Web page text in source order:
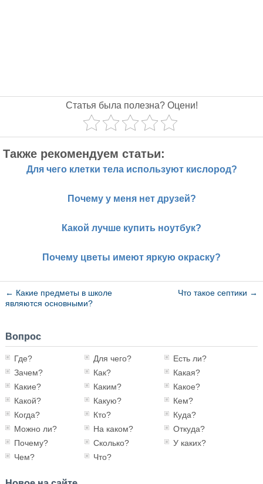
Статья была полезна? Оцени!
Также рекомендуем статьи:
Для чего клетки тела используют кислород?
Почему у меня нет друзей?
Какой лучше купить ноутбук?
Почему цветы имеют яркую окраску?
← Какие предметы в школе
являются основными?
Что такое септики →
Вопрос
Где? Для чего?
Есть ли?
Зачем?
Как?
Какая?
Какие?
Каким?
Какое?
Какой?
Какую?
Кем?
Когда?
Кто?
Куда?
Можно ли?
На каком?
Откуда?
Почему?
Сколько?
У каких?
Чем?
Что?